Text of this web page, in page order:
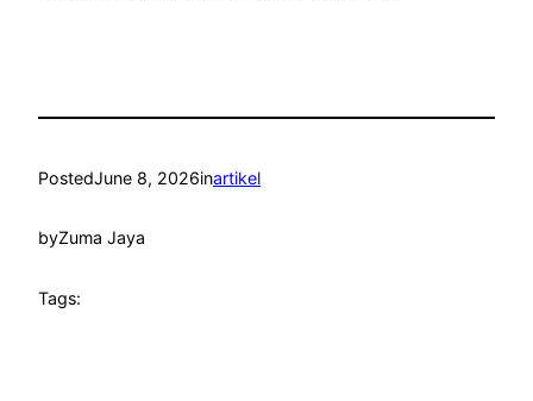
PostedJune 8, 2026inartikel
byZuma Jaya
Tags: